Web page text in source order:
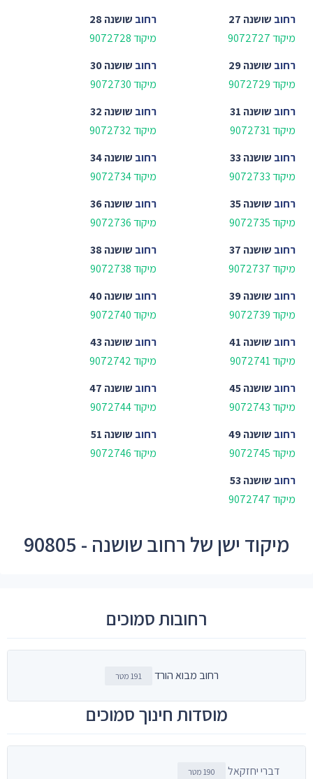
רחוב שושנה 27
מיקוד 9072727
רחוב שושנה 28
מיקוד 9072728
רחוב שושנה 29
מיקוד 9072729
רחוב שושנה 30
מיקוד 9072730
רחוב שושנה 31
מיקוד 9072731
רחוב שושנה 32
מיקוד 9072732
רחוב שושנה 33
מיקוד 9072733
רחוב שושנה 34
מיקוד 9072734
רחוב שושנה 35
מיקוד 9072735
רחוב שושנה 36
מיקוד 9072736
רחוב שושנה 37
מיקוד 9072737
רחוב שושנה 38
מיקוד 9072738
רחוב שושנה 39
מיקוד 9072739
רחוב שושנה 40
מיקוד 9072740
רחוב שושנה 41
מיקוד 9072741
רחוב שושנה 43
מיקוד 9072742
רחוב שושנה 45
מיקוד 9072743
רחוב שושנה 47
מיקוד 9072744
רחוב שושנה 49
מיקוד 9072745
רחוב שושנה 51
מיקוד 9072746
רחוב שושנה 53
מיקוד 9072747
מיקוד ישן של רחוב שושנה - 90805
רחובות סמוכים
רחוב מבוא הורד 191 מטר
מוסדות חינוך סמוכים
דברי יחזקאל 190 מטר